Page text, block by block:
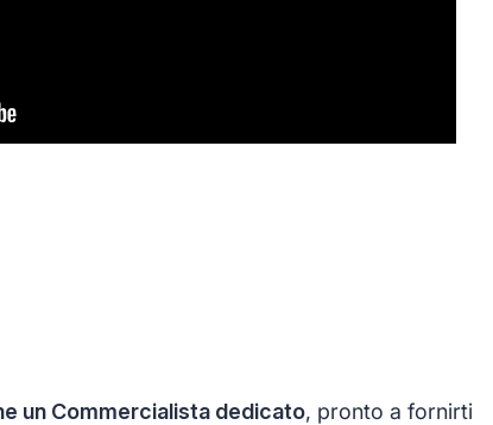
un Commercialista dedicato, pronto a fornirti